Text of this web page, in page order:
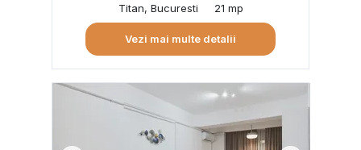
Titan, Bucuresti
21 mp
Vezi mai multe detalii